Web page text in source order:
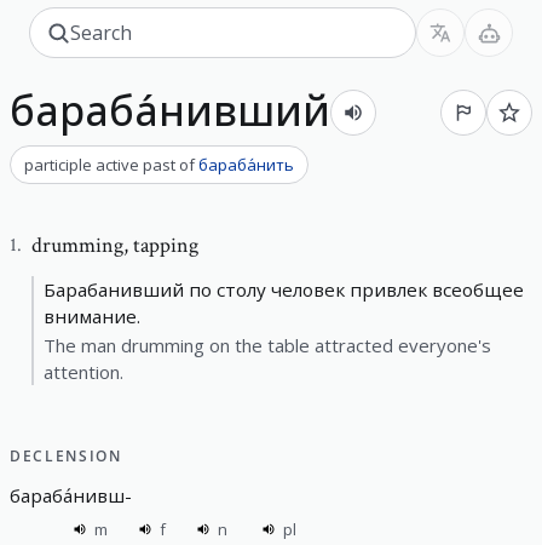
бараба́нивший
participle active past ofбараба́нить
1. drumming,tapping
Барабанивший по столу человек привлек всеобщее
внимание.
The man drumming on the table attracted everyone's
attention.
DECLENSION
бараба́нивш-
m f n
pl